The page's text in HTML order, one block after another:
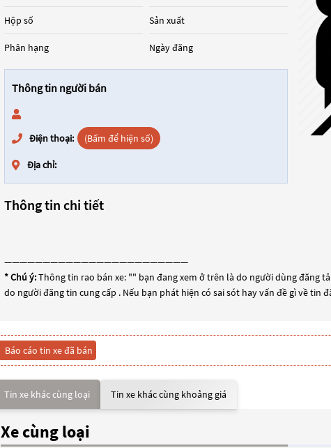
Hộp số
Phân hạng
Sản xuất
Ngày đăng
Thông tin người bán
Điện thoại: (Bấm để hiện số)
Địa chỉ:
Thông tin chi tiết
————————————————————————
* Chú ý:Thông tin rao bán xe: "" bạn đang xem ở trên là do người dùng đăng
do người đăng tin cung cấp . Nếu bạn phát hiện có sai sót hay vấn đề gì về tin
Báo cáo tin xe đã bán
Tin xe khác cùng loại Tin xe khác cùng khoảng giá
Xe cùng loại